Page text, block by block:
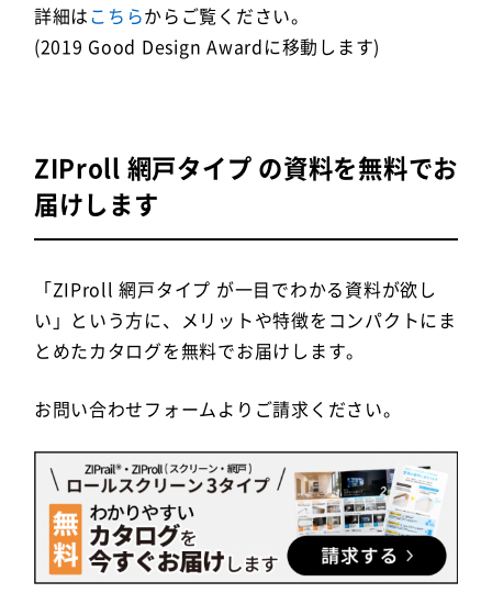
詳細はこちらからご覧ください。
(2019 Good Design Awardに移動します)
ZIProll 網戸タイプ の資料を無料でお
届けします
「ZIProll 網戸タイプ が一目でわかる資料が欲し
い」という方に、メリットや特徴をコンパクトにま
とめたカタログを無料でお届けします。
お問い合わせフォームよりご請求ください。